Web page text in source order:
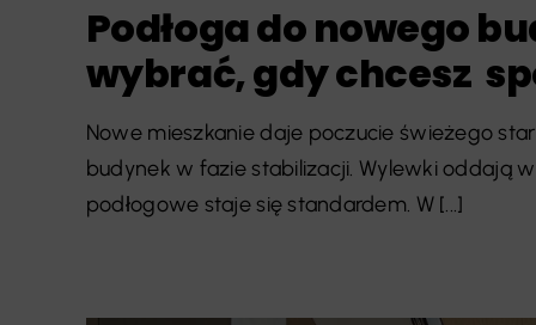
Podłoga do nowego
wybrać, gdy chcesz
Nowe mieszkanie daje poczucie świeżego
budynek w fazie stabilizacji. Wylewki oddają
podłogowe staje się standardem. W [...]